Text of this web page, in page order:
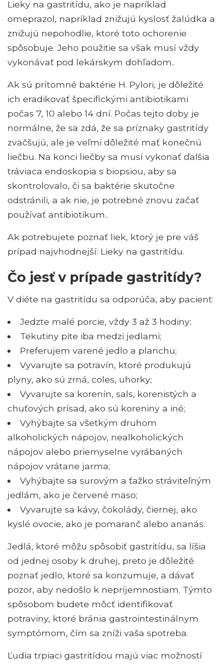
Lieky na gastritídu, ako je napríklad
omeprazol, napríklad znižujú kyslosť žalúdka a
znižujú nepohodlie, ktoré toto ochorenie
spôsobuje. Jeho použitie sa však musí vždy
vykonávať pod lekárskym dohľadom..
Ak sú prítomné baktérie H. Pylori, je dôležité
ich eradikovať špecifickými antibiotikami
počas 7, 10 alebo 14 dní. Počas tejto doby je
normálne, že sa zdá, že sa príznaky gastritídy
zväčšujú, ale je veľmi dôležité mať konečnú
liečbu. Na konci liečby sa musí vykonať ďalšia
tráviaca endoskopia s biopsiou, aby sa
skontrolovalo, či sa baktérie skutočne
odstránili, a ak nie, je potrebné znovu začať
používať antibiotikum..
Ak potrebujete poznať liek, ktorý je pre váš
prípad najvhodnejší: Lieky na gastritídu.
Čo jesť v prípade gastritídy?
V diéte na gastritídu sa odporúča, aby pacient:
Jedzte malé porcie, vždy 3 až 3 hodiny;
Tekutiny pite iba medzi jedlami;
Preferujem varené jedlo a planchu;
Vyvarujte sa potravín, ktoré produkujú
plyny, ako sú zrná, coles, uhorky;
Vyvarujte sa korenín, sals, korenistých a
chuťových prísad, ako sú koreniny a iné;
Vyhýbajte sa všetkým druhom
alkoholických nápojov, nealkoholických
nápojov alebo priemyselne vyrábaných
nápojov vrátane jarma;
Vyhýbajte sa surovým a ťažko stráviteľným
jedlám, ako je červené mäso;
Vyvarujte sa kávy, čokolády, čiernej, ako
kyslé ovocie, ako je pomaranč alebo ananás.
Jedlá, ktoré môžu spôsobiť gastritídu, sa líšia
od jednej osoby k druhej, preto je dôležité
poznať jedlo, ktoré sa konzumuje, a dávať
pozor, aby nedošlo k nepríjemnostiam. Týmto
spôsobom budete môcť identifikovať
potraviny, ktoré bránia gastrointestinálnym
symptómom, čím sa zníži vaša spotreba.
Ľudia trpiaci gastritídou majú viac možností